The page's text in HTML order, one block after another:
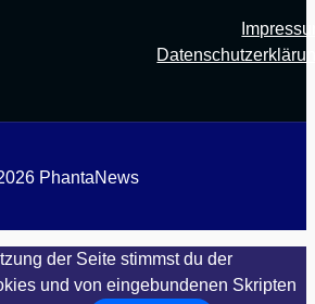
PhantaNews
der Seite stimmst du der
und von eingebundenen Skripten